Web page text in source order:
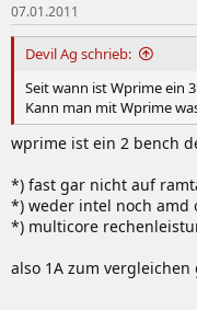
07.01.2011
Devil Ag schrieb:
Seit wann ist Wprime ein
Kann man mit Wprime
wprime ist ein 2 bench
*) fast gar nicht auf
*) weder intel noch amd
*) multicore
also 1A zum